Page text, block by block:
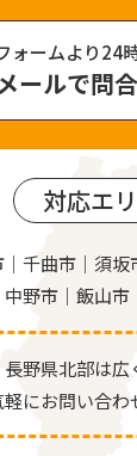
ォームより24
ールで問
対応エ
千曲市｜須坂
中野市｜飯山市
野県北部は広
軽にお問い合わ